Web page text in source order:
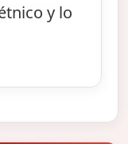
y lo